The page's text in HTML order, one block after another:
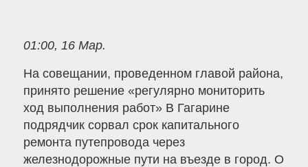
01:00, 16 Мар.
На совещании, проведенном главой района,
принято решение «регулярно мониторить
ход выполнения работ» В Гагарине
подрядчик сорвал срок капитального
ремонта путепровода через
железнодорожные пути на въезде в город. О